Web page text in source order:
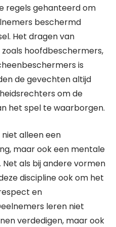
regels gehanteerd om
beschermd
Het dragen van
hoofdbeschermers,
is
de gevechten altijd
om de
het spel te waarborgen.
alleen een
maar ook een mentale
als bij andere vormen
discipline ook om het
en
leren niet
verdedigen, maar ook